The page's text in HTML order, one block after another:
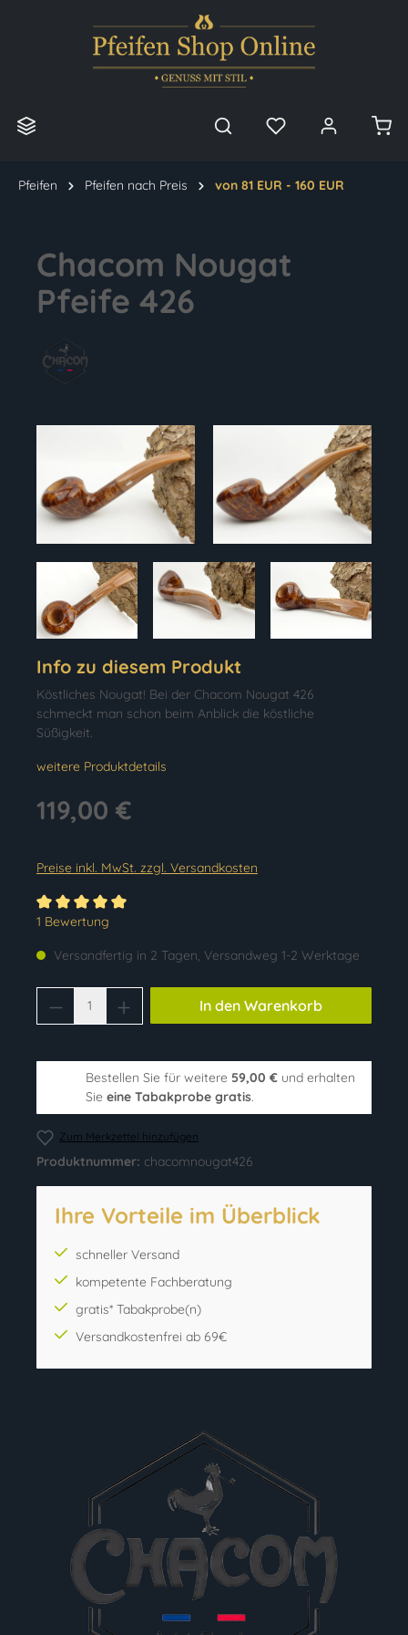
Pfeifen Pfeifen nach Preis von 81 EUR - 160 EUR
Chacom Nougat
Pfeife 426
Info zu diesem Produkt
Köstliches Nougat! Bei der Chacom Nougat 426
schmeckt man schon beim Anblick die köstliche
Süßigkeit.
weitere Produktdetails
119,00 €
Preise inkl. MwSt. zzgl. Versandkosten
Durchschnittliche Bewertung von 5 von 5 Sternen
1 Bewertung
Versandfertig in 2 Tagen, Versandweg 1-2 Werktage
Produkt Anzahl: Gib den gewünschten
In den Warenkorb
Bestellen Sie für weitere 59,00 € und erhalten
Sie eine Tabakprobe gratis.
Zum Merkzettel hinzufügen
Produktnummer: chacomnougat426
Ihre Vorteile im Überblick
schneller Versand
kompetente Fachberatung
gratis* Tabakprobe(n)
Versandkostenfrei ab 69€